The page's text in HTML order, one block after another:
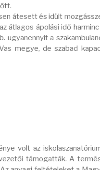
átesett és idült
átlagos ápolási idő
a
megye, de szabad
volt az
támogatták. A